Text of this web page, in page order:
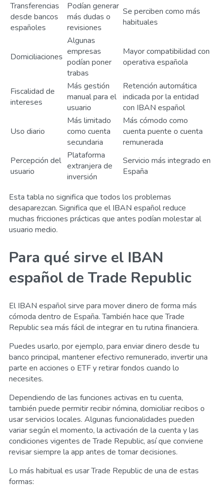
Transferencias
desde bancos
españoles
Podían generar
más dudas o
revisiones
Se perciben como más
habituales
Domiciliaciones
Algunas
empresas
podían poner
trabas
Mayor compatibilidad con
operativa española
Fiscalidad de
intereses
Más gestión
manual para el
usuario
Retención automática
indicada por la entidad
con IBAN español
Uso diario
Más limitado
como cuenta
secundaria
Más cómodo como
cuenta puente o cuenta
remunerada
Percepción del
usuario
Plataforma
extranjera de
inversión
Servicio más integrado en
España
Esta tabla no significa que todos los problemas
desaparezcan. Significa que el IBAN español reduce
muchas fricciones prácticas que antes podían molestar al
usuario medio.
Para qué sirve el IBAN
español de Trade Republic
El IBAN español sirve para mover dinero de forma más
cómoda dentro de España. También hace que Trade
Republic sea más fácil de integrar en tu rutina financiera.
Puedes usarlo, por ejemplo, para enviar dinero desde tu
banco principal, mantener efectivo remunerado, invertir una
parte en acciones o ETF y retirar fondos cuando lo
necesites.
Dependiendo de las funciones activas en tu cuenta,
también puede permitir recibir nómina, domiciliar recibos o
usar servicios locales. Algunas funcionalidades pueden
variar según el momento, la activación de la cuenta y las
condiciones vigentes de Trade Republic, así que conviene
revisar siempre la app antes de tomar decisiones.
Lo más habitual es usar Trade Republic de una de estas
formas: